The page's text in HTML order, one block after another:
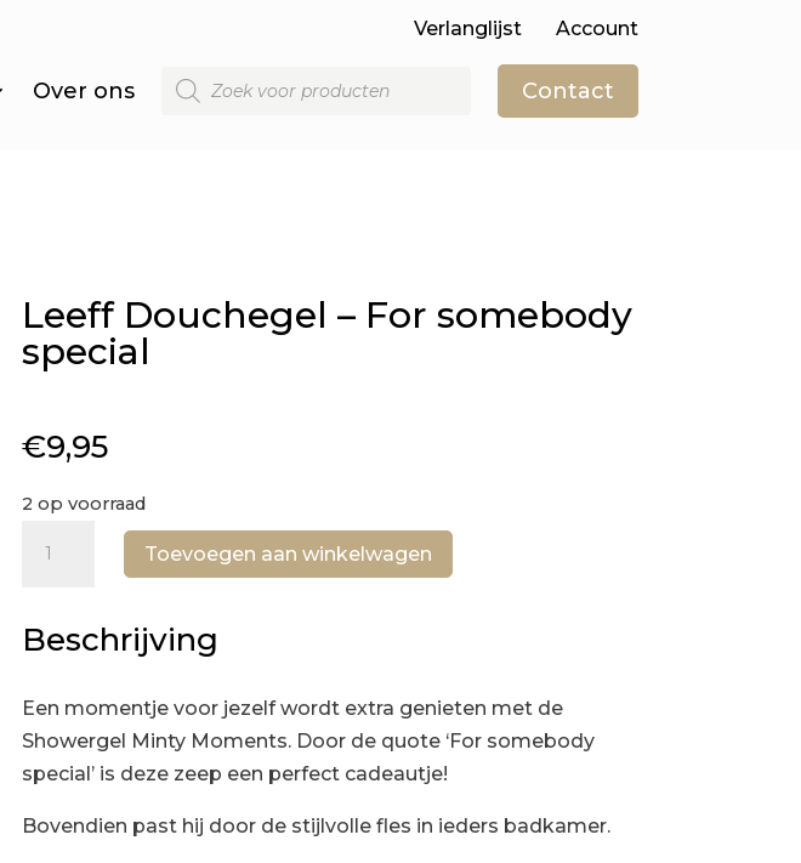
Verlanglijst Account
Over ons
Producten
zoeken Contact
Leeff Douchegel – For somebody
special
€9,95
2 op voorraad
Douchegel
For
special
aantal
Toevoegen aan winkelwagen
Beschrijving
Een momentje voor jezelf wordt extra genieten met de
Showergel Minty Moments. Door de quote ‘For somebody
special’ is deze zeep een perfect cadeautje!
Bovendien past hij door de stijlvolle fles in ieders badkamer.